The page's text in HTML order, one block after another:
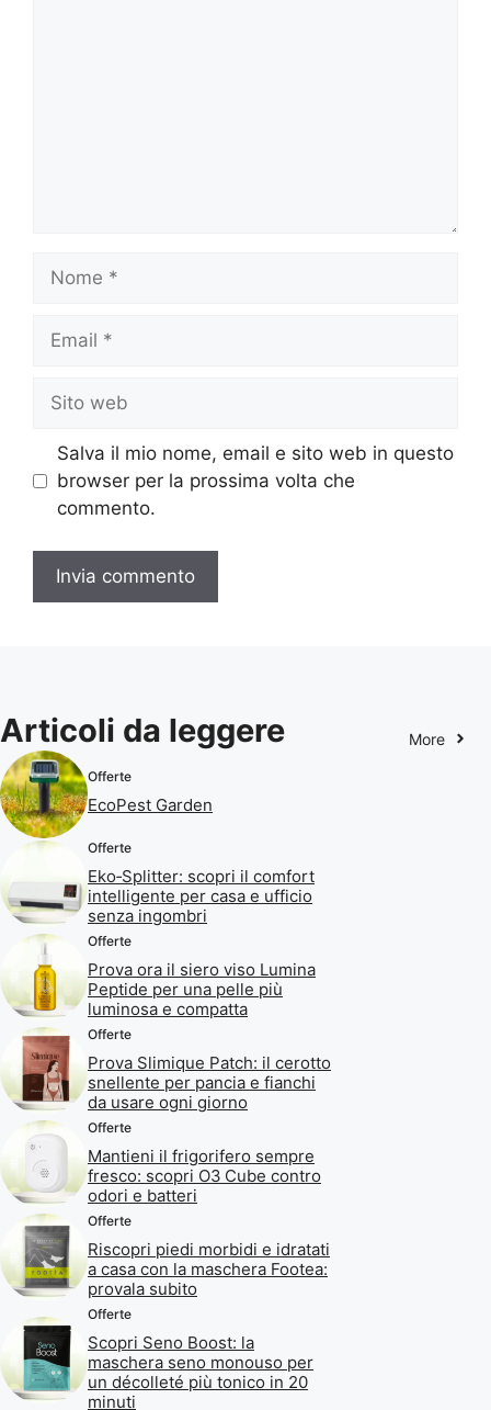
Nome
Email
Sito
web
Salva il mio nome, email e sito web in questo
browser per la prossima volta che
commento.
Articoli da leggere More
Offerte
EcoPest Garden
Offerte
Eko‑Splitter: scopri il comfort
intelligente per casa e ufficio
senza ingombri
Offerte
Prova ora il siero viso Lumina
Peptide per una pelle più
luminosa e compatta
Offerte
Prova Slimique Patch: il cerotto
snellente per pancia e fianchi
da usare ogni giorno
Offerte
Mantieni il frigorifero sempre
fresco: scopri O3 Cube contro
odori e batteri
Offerte
Riscopri piedi morbidi e idratati
a casa con la maschera Footea:
provala subito
Offerte
Scopri Seno Boost: la
maschera seno monouso per
un décolleté più tonico in 20
minuti